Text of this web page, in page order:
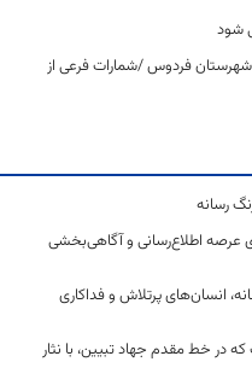
فردوس /شمارات فرعی از
رسانه
عرصه اطلاع‌رسانی و آگاهی‌بخشی
انسان‌های پرتلاش و فداکاری
در خط مقدم جهاد تبیین، با نثار